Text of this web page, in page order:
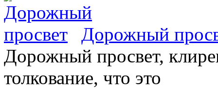
Дорожный
Дорожный просвет,
толкование, что это